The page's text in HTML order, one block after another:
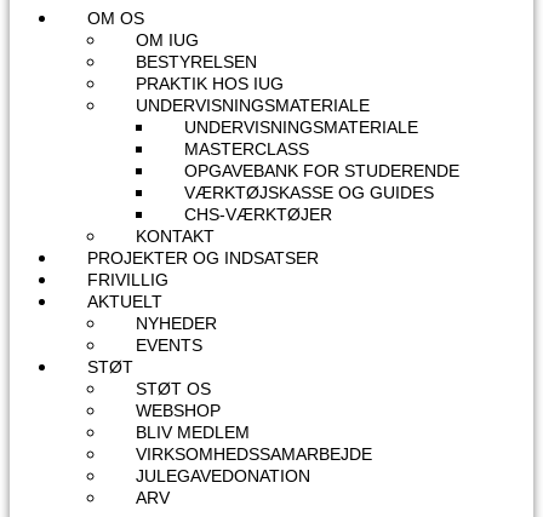
OM OS
OM IUG
BESTYRELSEN
PRAKTIK HOS IUG
UNDERVISNINGSMATERIALE
UNDERVISNINGSMATERIALE
MASTERCLASS
OPGAVEBANK FOR STUDERENDE
VÆRKTØJSKASSE OG GUIDES
CHS-VÆRKTØJER
KONTAKT
PROJEKTER OG INDSATSER
FRIVILLIG
AKTUELT
NYHEDER
EVENTS
STØT
STØT OS
WEBSHOP
BLIV MEDLEM
VIRKSOMHEDSSAMARBEJDE
JULEGAVEDONATION
ARV